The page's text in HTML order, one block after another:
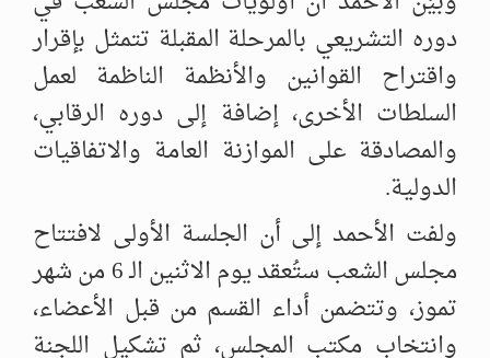
دوره التشريعي بالمرحلة المقبلة تتمثل بإقرار
‌‏واقتراح القوانين والأنظمة الناظمة لعمل
السلطات الأخرى، إضافة إلى دوره الرقابي،
‌‏والمصادقة على الموازنة العامة والاتفاقيات
الدولية.‏
ولفت الأحمد إلى أن الجلسة الأولى لافتتاح
مجلس الشعب ستُعقد يوم الاثنين الـ 6 من ‌‏شهر
تموز، وتتضمن أداء القسم من قبل الأعضاء،
وانتخاب مكتب المجلس، ثم تشكيل ‌‏اللجنة